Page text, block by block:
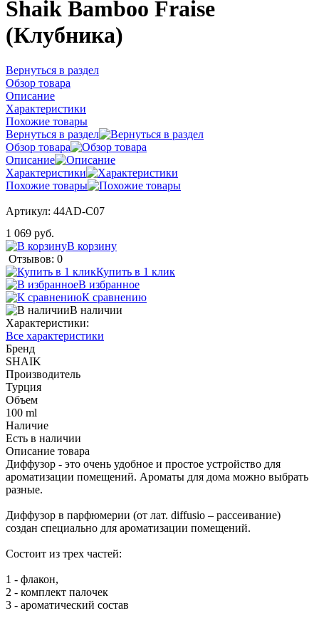
Shaik Bamboo Fraise
(Клубника)
Вернуться в раздел
Обзор товара
Описание
Характеристики
Похожие товары
Вернуться в раздел
Обзор товара
Описание
Характеристики
Похожие товары
Артикул: 44AD-C07
1 069 руб.
В корзину
Отзывов: 0
Купить в 1 клик
В избранное
К сравнению
В наличии
Характеристики:
Все характеристики
Бренд
SHAIK
Производитель
Турция
Объем
100 ml
Наличие
Есть в наличии
Описание товара
Диффузор - это очень удобное и простое устройство для
ароматизации помещений. Ароматы для дома можно выбрать
разные.
Диффузор в парфюмерии (от лат. diffusio – рассеивание)
создан специально для ароматизации помещений.
Состоит из трех частей:
1 - флакон,
2 - комплект палочек
3 - ароматический состав